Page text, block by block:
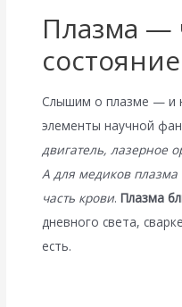
Плазма —
Слышим о плазме — и
элементы научной
двигатель, лазерное
А для медиков
часть крови.Плазма
дневного света,
есть.